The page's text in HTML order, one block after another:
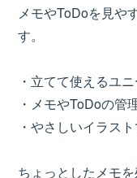
メモやToDoを見や
す。
・立てて使えるユ
・メモやToDoの管
・やさしいイラス
ちょっとしたメモを